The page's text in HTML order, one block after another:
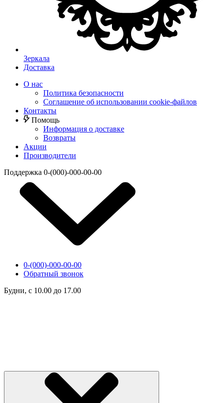
Зеркала
Доставка
О нас
Политика безопасности
Соглашение об использовании cookie-файлов
Контакты
Помощь
Информация о доставке
Возвраты
Акции
Производители
Поддержка 0-(000)-000-00-00
0-(000)-000-00-00
Обратный звонок
Будни, с 10.00 до 17.00